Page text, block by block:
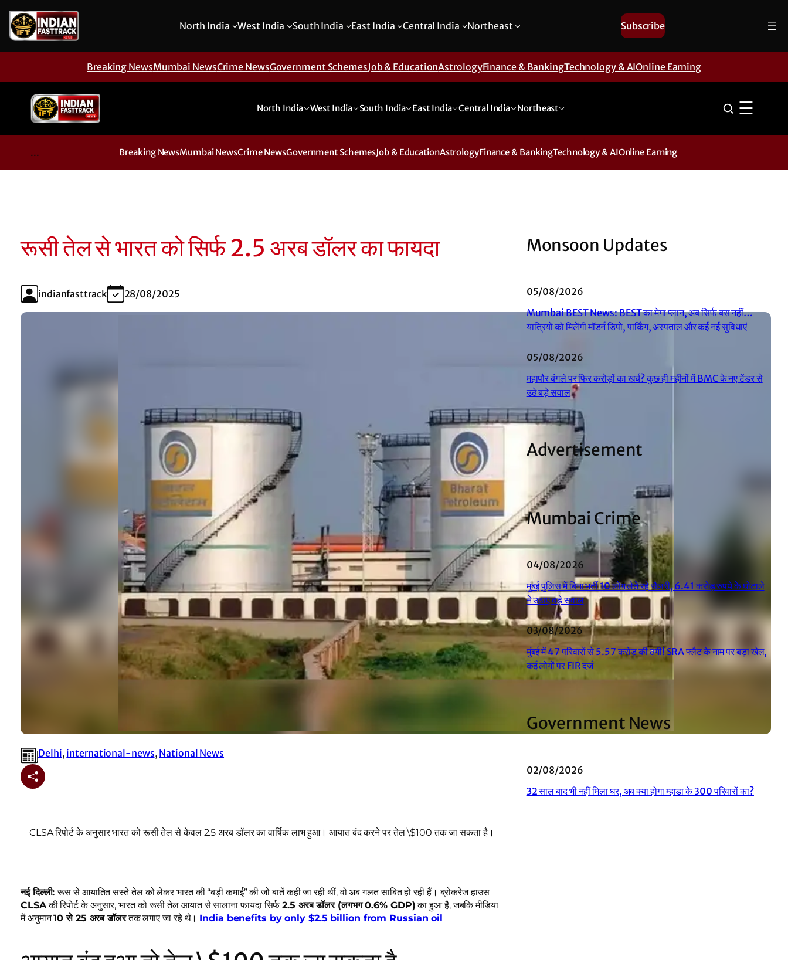
North India West India South India East India Central India Northeast Subscribe
Breaking NewsMumbai NewsCrime NewsGovernment SchemesJob & EducationAstrologyFinance & BankingTechnology & AIOnline Earning
North India West India South India East India Central India Northeast ☰
... Breaking NewsMumbai NewsCrime NewsGovernment SchemesJob & EducationAstrologyFinance & BankingTechnology & AIOnline Earning
रूसी तेल से भारत को सिर्फ 2.5 अरब डॉलर का फायदा
indianfasttrack 28/08/2025
Delhi, international-news, National News
CLSA रिपोर्ट के अनुसार भारत को रूसी तेल से केवल 2.5 अरब डॉलर का वार्षिक लाभ हुआ। आयात बंद करने पर तेल \$100 तक जा सकता है।
नई दिल्ली:रूस से आयातित सस्ते तेल को लेकर भारत की “बड़ी कमाई” की जो बातें कही जा रही थीं, वो अब गलत साबित हो रही हैं। ब्रोकरेज हाउस
CLSAकी रिपोर्ट के अनुसार, भारत को रूसी तेल आयात से सालाना फायदा सिर्फ2.5 अरब डॉलर (लगभग 0.6% GDP)का हुआ है, जबकि मीडिया
में अनुमान10 से 25 अरब डॉलरतक लगाए जा रहे थे। India benefits by only $2.5 billion from Russian oil
Monsoon Updates
05/08/2026
Mumbai BEST News: BEST का मेगा प्लान, अब सिर्फ बस नहीं…
यात्रियों को मिलेंगी मॉडर्न डिपो, पार्किंग, अस्पताल और कई नई सुविधाएं
05/08/2026
महापौर बंगले पर फिर करोड़ों का खर्च? कुछ ही महीनों में BMC के नए टेंडर से
उठे बड़े सवाल
Advertisement
Mumbai Crime
04/08/2026
मुंबई पुलिस में बिना भर्ती 10 लोग लेते रहे सैलरी, 6.41 करोड़ रुपये के घोटाले
ने उठाए बड़े सवाल
03/08/2026
मुंबई में 47 परिवारों से 5.57 करोड़ की ठगी! SRA फ्लैट के नाम पर बड़ा खेल,
कई लोगों पर FIR दर्ज
Government News
02/08/2026
32 साल बाद भी नहीं मिला घर, अब क्या होगा म्हाडा के 300 परिवारों का?